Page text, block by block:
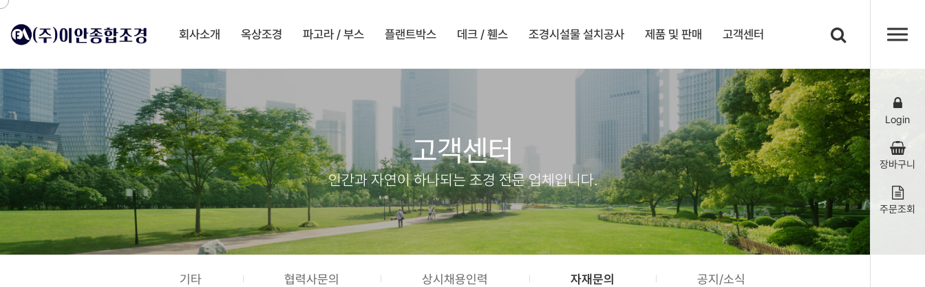
회사소개 옥상조경 파고라 / 부스 플랜트박스 데크 / 휀스 조경시설물 설치공사 제품 및 판매 고객센터
Login
장바구니
주문조회
고객센터
인간과 자연이 하나되는 조경 전문 업체입니다.
기타 협력사문의 상시채용인력 자재문의 공지/소식